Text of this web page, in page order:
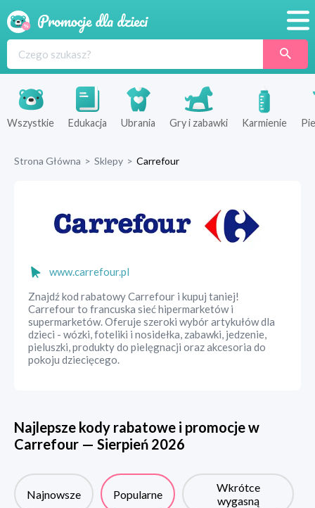
Produkty
Sklepy
Wszystkie Edukacja Ubrania Gry i zabawki Karmienie
Strona Główna > Sklepy > Carrefour
www.carrefour.pl
Znajdź kod rabatowy Carrefour i kupuj taniej!
Carrefour to francuska sieć hipermarketów i
supermarketów. Oferuje szeroki wybór artykułów dla
dzieci - wózki, foteliki i nosidełka, zabawki, jedzenie,
pieluszki, produkty do pielęgnacji oraz akcesoria do
pokoju dziecięcego.
Najlepsze kody rabatowe i promocje w
Carrefour — Sierpień 2026
Najnowsze Popularne
Wkrótce
wygasną